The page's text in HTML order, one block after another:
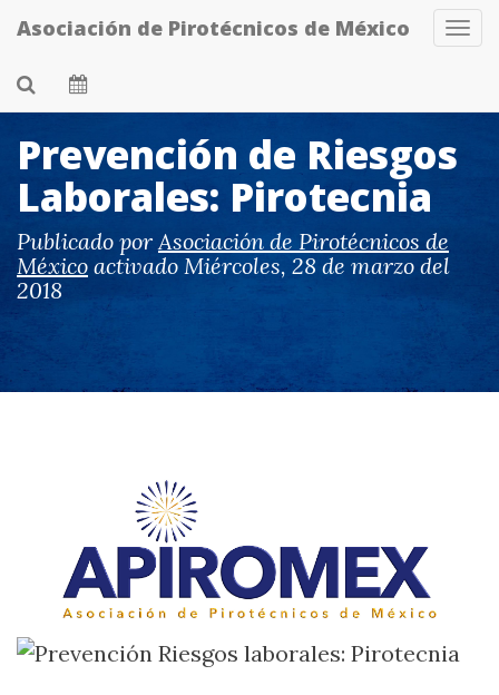
Skip
to
main
content
Asociación de Pirotécnicos de México
Prevención de Riesgos
Laborales: Pirotecnia
Publicado porAsociación de Pirotécnicos de
México activado Miércoles, 28 de marzo del
2018